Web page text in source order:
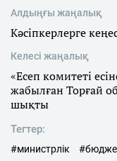
Алдыңғы жаңалық
Кәсіпкерлерге
Келесі жаңалық
«Есеп комитетi
жабылған Торғай
шықты
Тегтер:
#министрлік